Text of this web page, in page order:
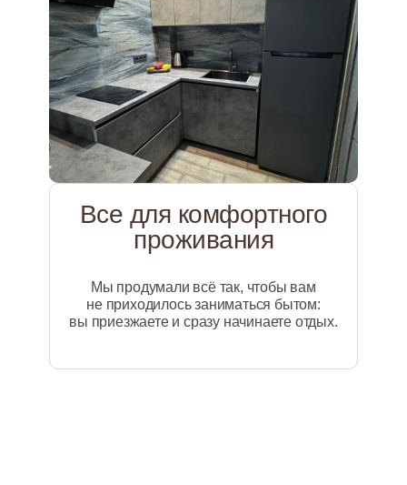
Все для комфортного
проживания
Мы продумали всё так, чтобы вам
не приходилось заниматься бытом:
вы приезжаете и сразу начинаете отдых.
Проживание
Наши номера
Гостевой дом «Агава» предлагает два
просторные семейные с балконом
и уютные двухместные
с возможностью дополнительного
мелочей, что бы вы ни о чём
не беспокоились, а просто отдыхали.